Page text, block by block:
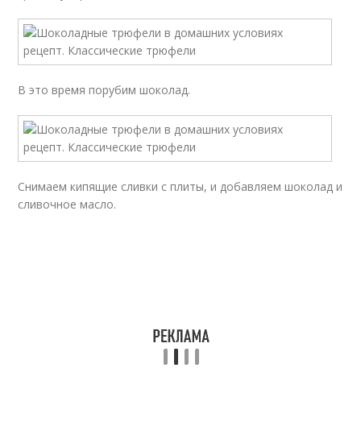
В это время порубим шоколад.
Снимаем кипящие сливки с плиты, и добавляем шоколад и
сливочное масло.